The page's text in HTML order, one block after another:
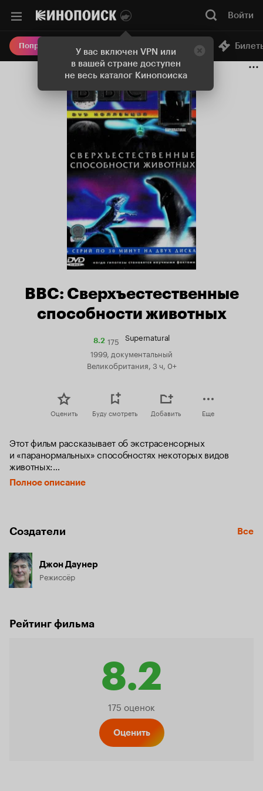
У вас включен VPN или
в вашей стране доступен
не весь каталог Кинопоиска
Войти
Попробовать Плюс Онлайн-кинотеатр
BBC: Сверхъестественные
способности животных
8.2Рейтинг
Кинопоиска
8.2
175 Supernatural
1999, документальный
Великобритания, 3 ч, 0+
Оценить Буду смотреть Добавить Еще
Этот фильм рассказывает об экстрасенсорных
и «паранормальных» способностях некоторых видов
животных:
— акулы — прекрасно улавливают слабое электрическое
до 50 км;
— лягушки владеют искусством выживать в условиях
— ящерицы умеют бегать по поверхности (!) воды;
— дельфины способны «видеть» при помощи ультразвука…
Полное описание
Создатели Все
Джон Даунер
Режиссёр
Рейтинг фильма
8.2
Рейтинг
175 оценок
Оценить